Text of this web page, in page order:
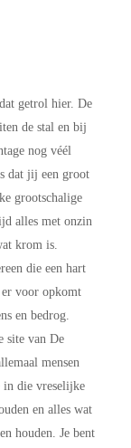
getrol hier. De
de stal en bij
nog véél
dat jij een groot
grootschalige
alles met onzin
krom is.
die een hart
voor opkomt
en bedrog.
site van De
mensen
in die vreselijke
en alles wat
houden. Je bent